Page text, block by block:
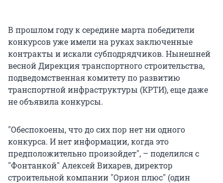
В прошлом году к середине марта победители
конкурсов уже имели на руках заключенные
контракты и искали субподрядчиков. Нынешней
весной Дирекция транспортного строительства,
подведомственная комитету по развитию
транспортной инфраструктуры (КРТИ), еще даже
не объявила конкурсы.
"Обеспокоены, что до сих пор нет ни одного
конкурса. И нет информации, когда это
предположительно произойдет", – поделился с
"Фонтанкой" Алексей Вихарев, директор
строительной компании "Орион плюс" (один